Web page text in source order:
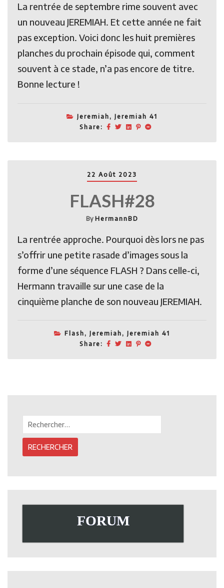
La rentrée de septembre rime souvent avec
un nouveau JEREMIAH. Et cette année ne fait
pas exception. Voici donc les huit premières
planches du prochain épisode qui, comment
souvent à ce stade, n’a pas encore de titre.
Bonne lecture !
Jeremiah, Jeremiah 41
Share:
22 Août 2023
FLASH#28
By HermannBD
La rentrée approche. Pourquoi dès lors ne pas
s’offrir une petite rasade d’images sous la
forme d’une séquence FLASH ? Dans celle-ci,
Hermann travaille sur une case de la
cinquième planche de son nouveau JEREMIAH.
Flash, Jeremiah, Jeremiah 41
Share:
FORUM